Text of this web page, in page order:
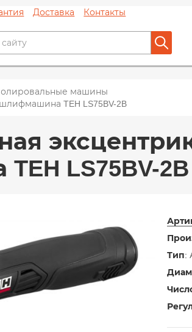
Доставка Контакты
машины
TEH LS75BV-2B
LS75BV-2B
Тип: